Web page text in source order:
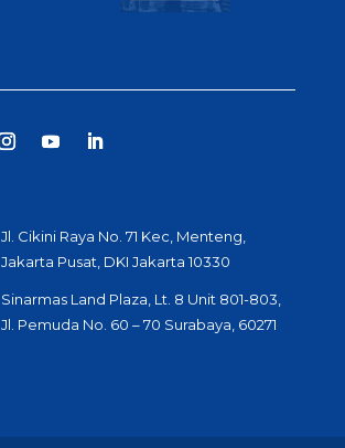
Jl. Cikini Raya No. 71 Kec, Menteng,
Jakarta Pusat, DKI Jakarta 10330
Sinarmas Land Plaza, Lt. 8 Unit 801-803,
Jl. Pemuda No. 60 – 70 Surabaya, 60271